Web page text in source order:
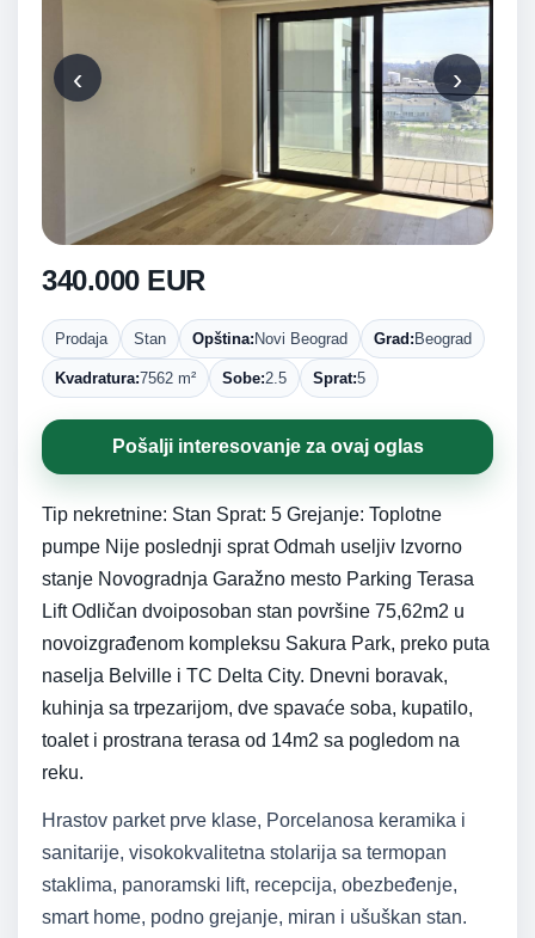
‹ ›
340.000 EUR
Prodaja Stan Opština: Novi Beograd Grad: Beograd
Kvadratura:7562 m² Sobe:2.5 Sprat:5
Pošalji interesovanje za ovaj oglas
Tip nekretnine: Stan Sprat: 5 Grejanje: Toplotne
pumpe Nije poslednji sprat Odmah useljiv Izvorno
stanje Novogradnja Garažno mesto Parking Terasa
Lift Odličan dvoiposoban stan površine 75,62m2 u
novoizgrađenom kompleksu Sakura Park, preko puta
naselja Belville i TC Delta City. Dnevni boravak,
kuhinja sa trpezarijom, dve spavaće soba, kupatilo,
toalet i prostrana terasa od 14m2 sa pogledom na
reku.
Hrastov parket prve klase, Porcelanosa keramika i
sanitarije, visokokvalitetna stolarija sa termopan
staklima, panoramski lift, recepcija, obezbeđenje,
smart home, podno grejanje, miran i ušuškan stan.